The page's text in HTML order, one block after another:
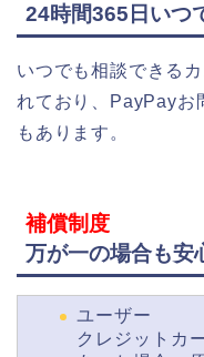
24時間365日いつ
いつでも相談できる
れており、PayPayお
もあります。
補償制度
万が一の場合も安
ユーザー
クレジットカ